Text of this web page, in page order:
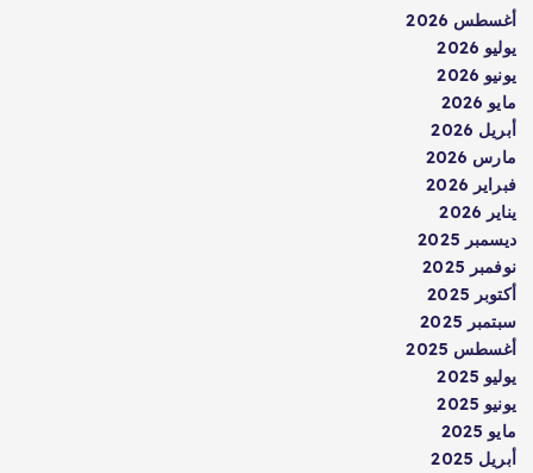
أغسطس 2026
يوليو 2026
يونيو 2026
مايو 2026
أبريل 2026
مارس 2026
فبراير 2026
يناير 2026
ديسمبر 2025
نوفمبر 2025
أكتوبر 2025
سبتمبر 2025
أغسطس 2025
يوليو 2025
يونيو 2025
مايو 2025
أبريل 2025